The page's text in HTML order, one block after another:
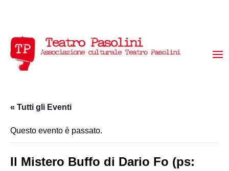
« Tutti gli Eventi
Questo evento è passato.
Il Mistero Buffo di Dario Fo (ps: